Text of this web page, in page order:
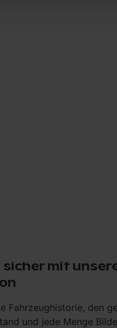
sicher mit
Fahrzeughistorie, den
und jede Menge